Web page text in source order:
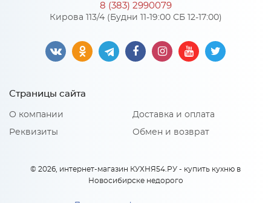
МДФ
Особенности
венге, дуб крафт золотой, дуб кальяри
Материал 2: ЛДСП
Модель кухни или ссылка *
8 (383) 2990079
Кирова 113/4 (Будни 11-19:00 СБ 12-17:00)
Страницы сайта
О компании
Реквизиты
Доставка и оплата
Обмен и возврат
© 2026, интернет-магазин КУХНЯ54.РУ - купить кухню в
Новосибирске недорого